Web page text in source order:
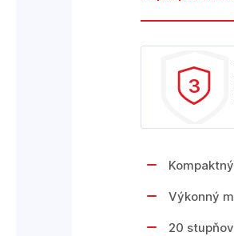
3
Výkonný
20